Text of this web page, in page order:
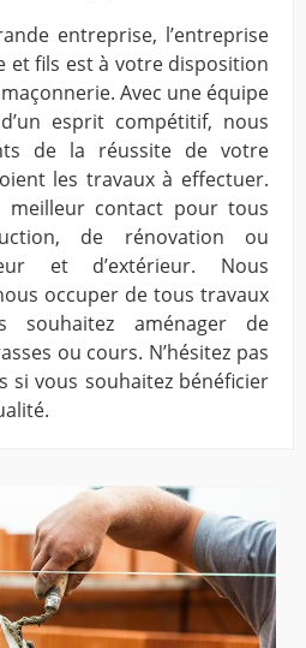
entreprise, l’entreprise
et fils est à votre disposition
Avec une équipe
esprit compétitif, nous
de la réussite de votre
les travaux à effectuer.
meilleur contact pour tous
de rénovation ou
et d’extérieur. Nous
occuper de tous travaux
souhaitez aménager de
ou cours. N’hésitez pas
si vous souhaitez bénéficier